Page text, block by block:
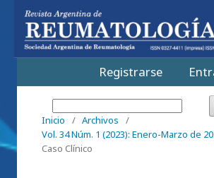
Registrarse
Inicio / Archivos
/
Vol. 34 Núm. 1 (2023): Enero-Marzo de
Caso Clínico